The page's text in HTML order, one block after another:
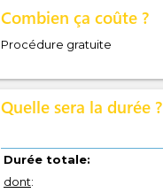
Combien ça coûte ?
Procédure gratuite
Quelle sera la durée ?
Durée totale:
dont: